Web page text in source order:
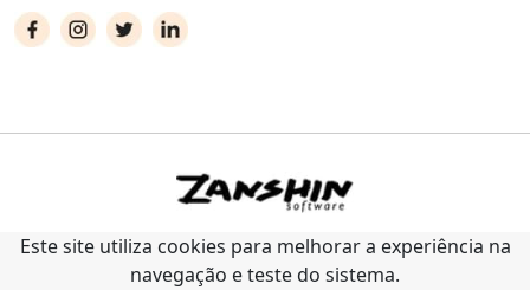
Este site utiliza cookies para melhorar a experiência na
navegação e teste do sistema.